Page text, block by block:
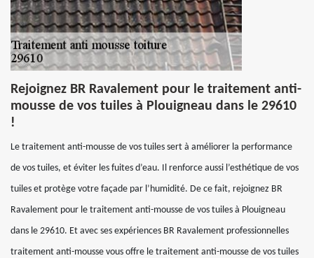
Rejoignez BR Ravalement pour le traitement anti-
mousse de vos tuiles à Plouigneau dans le 29610
!
Le traitement anti-mousse de vos tuiles sert à améliorer la performance
de vos tuiles, et éviter les fuites d’eau. Il renforce aussi l’esthétique de vos
tuiles et protège votre façade par l’humidité. De ce fait, rejoignez BR
Ravalement pour le traitement anti-mousse de vos tuiles à Plouigneau
dans le 29610. Et avec ses expériences BR Ravalement professionnelles
traitement anti-mousse vous offre le traitement anti-mousse de vos tuiles